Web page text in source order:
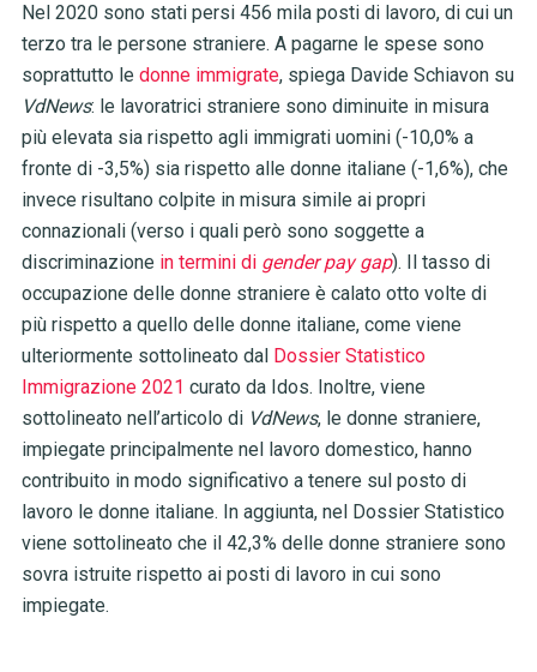
Nel 2020 sono stati persi 456 mila posti di lavoro, di cui un
terzo tra le persone straniere. A pagarne le spese sono
soprattutto le donne immigrate, spiega Davide Schiavon su
VdNews: le lavoratrici straniere sono diminuite in misura
più elevata sia rispetto agli immigrati uomini (-10,0% a
fronte di -3,5%) sia rispetto alle donne italiane (-1,6%), che
invece risultano colpite in misura simile ai propri
connazionali (verso i quali però sono soggette a
discriminazione in termini di gender pay gap). Il tasso di
occupazione delle donne straniere è calato otto volte di
più rispetto a quello delle donne italiane, come viene
ulteriormente sottolineato dal Dossier Statistico
Immigrazione 2021 curato da Idos. Inoltre, viene
sottolineato nell’articolo di VdNews, le donne straniere,
impiegate principalmente nel lavoro domestico, hanno
contribuito in modo significativo a tenere sul posto di
lavoro le donne italiane. In aggiunta, nel Dossier Statistico
viene sottolineato che il 42,3% delle donne straniere sono
sovra istruite rispetto ai posti di lavoro in cui sono
impiegate.